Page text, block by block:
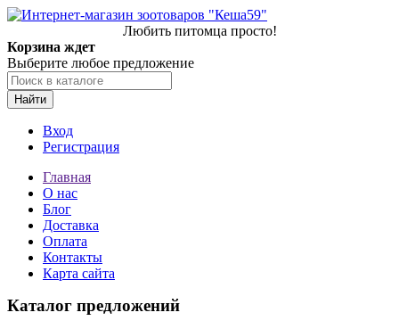
Любить питомца просто!
Корзина ждет
Выберите любое предложение
Найти
Вход
Регистрация
Главная
О нас
Блог
Доставка
Оплата
Контакты
Карта сайта
Каталог предложений